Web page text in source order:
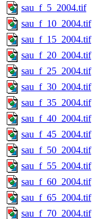
sau_f_5_2004.tif
sau_f_10_2004.tif
sau_f_15_2004.tif
sau_f_20_2004.tif
sau_f_25_2004.tif
sau_f_30_2004.tif
sau_f_35_2004.tif
sau_f_40_2004.tif
sau_f_45_2004.tif
sau_f_50_2004.tif
sau_f_55_2004.tif
sau_f_60_2004.tif
sau_f_65_2004.tif
sau_f_70_2004.tif